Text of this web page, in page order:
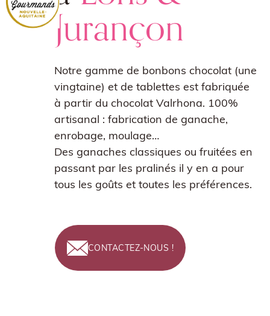
Jurançon
Notre gamme de bonbons chocolat (une
vingtaine) et de tablettes est fabriquée
à partir du chocolat Valrhona. 100%
artisanal : fabrication de ganache,
enrobage, moulage…
Des ganaches classiques ou fruitées en
passant par les pralinés il y en a pour
tous les goûts et toutes les préférences.
CONTACTEZ-NOUS !